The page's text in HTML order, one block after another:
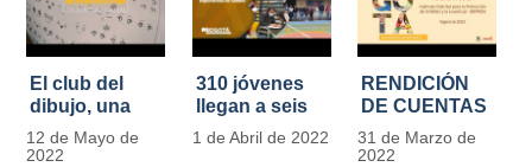
El club del
dibujo, una
apuesta para
formar
12 de Mayo de
2022
310 jóvenes
llegan a seis
unidades del
IDIPRON con
1 de Abril de 2022
RENDICIÓN
DE CUENTAS
IDIPRON |
Vigencia 2021
31 de Marzo de
2022